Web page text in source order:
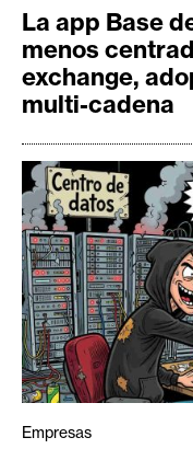
La app Base
menos
exchange,
multi-cadena
Empresas